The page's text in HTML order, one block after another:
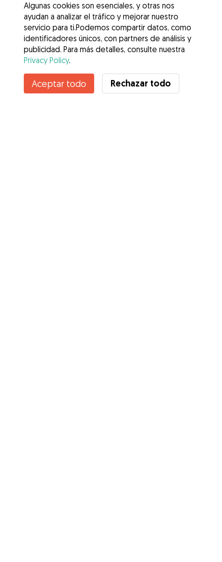
Algunas cookies son esenciales, y otras nos
ayudan a analizar el tráfico y mejorar nuestro
servicio para ti.Podemos compartir datos, como
identificadores únicos, con partners de análisis y
publicidad. Para más detalles, consulte nuestra
Privacy Policy.
Aceptar todo Rechazar todo